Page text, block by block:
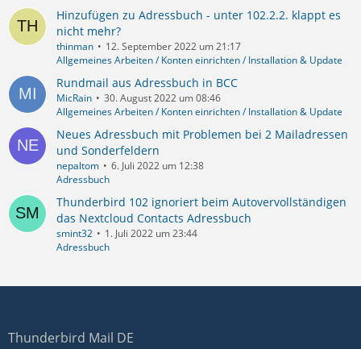
Hinzufügen zu Adressbuch - unter 102.2.2. klappt es
nicht mehr?
thinman
12. September 2022 um 21:17
Allgemeines Arbeiten / Konten einrichten / Installation & Update
Rundmail aus Adressbuch in BCC
MicRain
30. August 2022 um 08:46
Allgemeines Arbeiten / Konten einrichten / Installation & Update
Neues Adressbuch mit Problemen bei 2 Mailadressen
und Sonderfeldern
nepaltom
6. Juli 2022 um 12:38
Adressbuch
Thunderbird 102 ignoriert beim Autovervollständigen
das Nextcloud Contacts Adressbuch
smint32
1. Juli 2022 um 23:44
Adressbuch
Thunderbird Mail DE